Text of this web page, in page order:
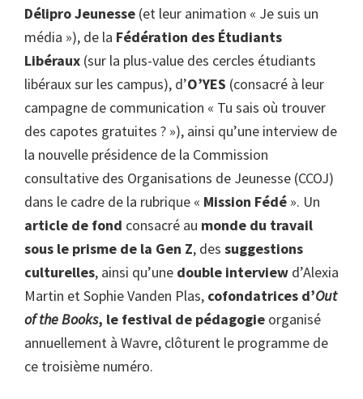
Délipro Jeunesse (et leur animation « Je suis un
média »), de la Fédération des Étudiants
Libéraux (sur la plus-value des cercles étudiants
libéraux sur les campus), d’O’YES (consacré à leur
campagne de communication « Tu sais où trouver
des capotes gratuites ? »), ainsi qu’une interview de
la nouvelle présidence de la Commission
consultative des Organisations de Jeunesse (CCOJ)
dans le cadre de la rubrique « Mission Fédé ». Un
article de fond consacré au monde du travail
sous le prisme de la Gen Z, des suggestions
culturelles, ainsi qu’une double interview d’Alexia
Martin et Sophie Vanden Plas, cofondatrices d’Out
of the Books, le festival de pédagogie organisé
annuellement à Wavre, clôturent le programme de
ce troisième numéro.